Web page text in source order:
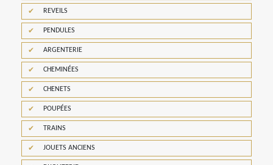
REVEILS
PENDULES
ARGENTERIE
CHEMINÉES
CHENETS
POUPÉES
TRAINS
JOUETS ANCIENS